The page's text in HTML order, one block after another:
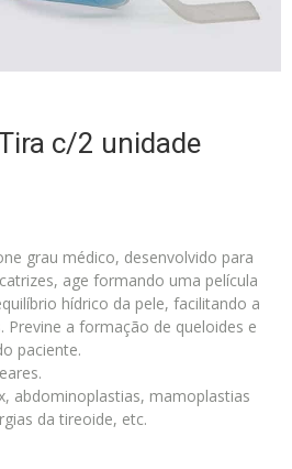
c/2 unidade
grau médico, desenvolvido para
age formando uma película
hídrico da pele, facilitando a
Previne a formação de queloides e
paciente.
abdominoplastias, mamoplastias
da tireoide, etc.